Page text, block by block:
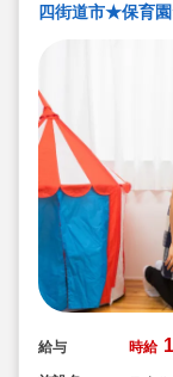
四街道市★保育
給与 時給